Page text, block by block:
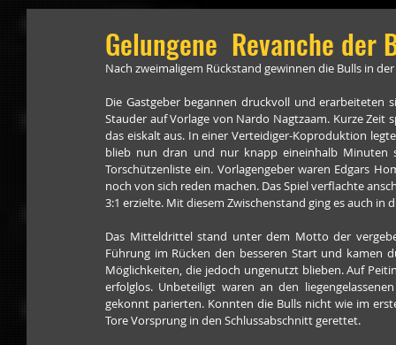
Gelungene Revanche der
Nach zweimaligem Rückstand gewinnen die Bulls in
Die Gastgeber begannen druckvoll und erarbeiteten
Stauder auf Vorlage von Nardo Nagtzaam. Kurze
das eiskalt aus. In einer Verteidiger-Koproduktion
blieb nun dran und nur knapp eineinhalb Minuten
Torschützenliste ein. Vorlagengeber waren Edgars
noch von sich reden machen. Das Spiel verflachte
3:1 erzielte. Mit diesem Zwischenstand ging es auch in
Das Mitteldrittel stand unter dem Motto der
Führung im Rücken den besseren Start und kamen
Möglichkeiten, die jedoch ungenutzt blieben. Auf
erfolglos. Unbeteiligt waren an den
gekonnt parierten. Konnten die Bulls nicht wie im
Tore Vorsprung in den Schlussabschnitt gerettet.